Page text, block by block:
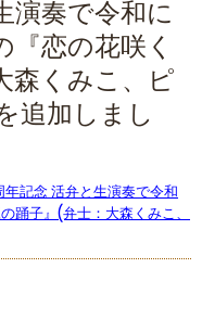
演奏で令和に
『恋の花咲く
森くみこ、ピ
追加しまし
記念 活弁と生演奏で令和
踊子』(弁士：大森くみこ、